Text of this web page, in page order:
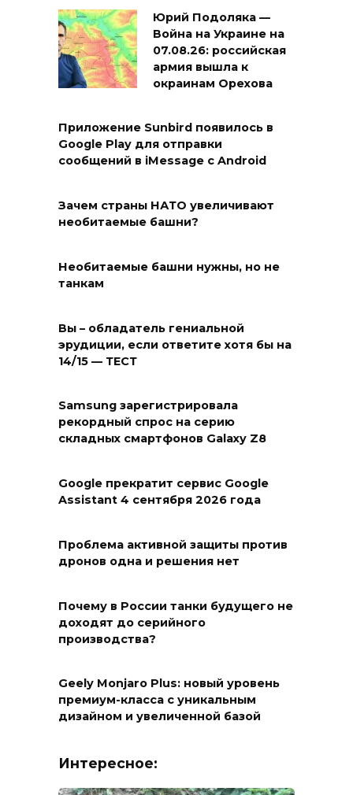
Юрий Подоляка —
Война на Украине на
07.08.26: российская
армия вышла к
окраинам Орехова
Приложение Sunbird появилось в
Google Play для отправки
сообщений в iMessage с Android
Зачем страны НАТО увеличивают
необитаемые башни?
Необитаемые башни нужны, но не
танкам
Вы – обладатель гениальной
эрудиции, если ответите хотя бы на
14/15 — ТЕСТ
Samsung зарегистрировала
рекордный спрос на серию
складных смартфонов Galaxy Z8
Google прекратит сервис Google
Assistant 4 сентября 2026 года
Проблема активной защиты против
дронов одна и решения нет
Почему в России танки будущего не
доходят до серийного
производства?
Geely Monjaro Plus: новый уровень
премиум-класса с уникальным
дизайном и увеличенной базой
Интересное: